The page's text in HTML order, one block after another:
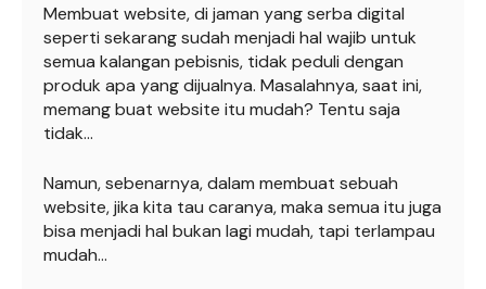
Membuat website, di jaman yang serba digital
seperti sekarang sudah menjadi hal wajib untuk
semua kalangan pebisnis, tidak peduli dengan
produk apa yang dijualnya. Masalahnya, saat ini,
memang buat website itu mudah? Tentu saja
tidak…
Namun, sebenarnya, dalam membuat sebuah
website, jika kita tau caranya, maka semua itu juga
bisa menjadi hal bukan lagi mudah, tapi terlampau
mudah…